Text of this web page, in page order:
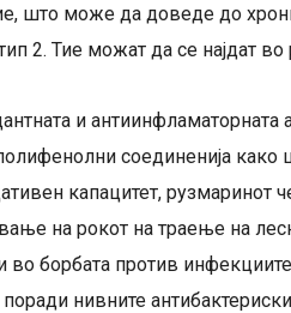
што може да доведе до
2. Тие можат да се најдат
и
соединенија како
капацитет, рузмаринот
на рокот на траење на
во борбата против
нивните